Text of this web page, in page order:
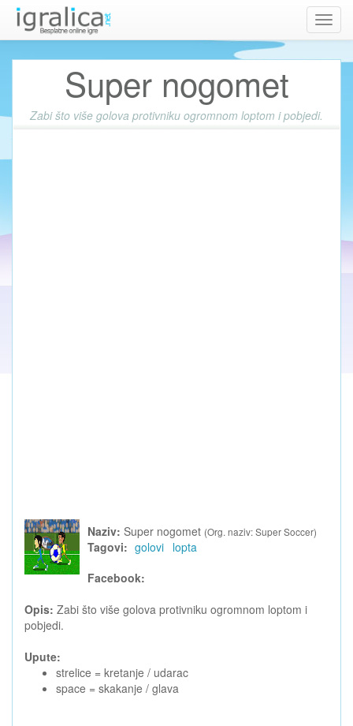
Super nogomet
Zabi što više golova protivniku ogromnom loptom i pobjedi.
Naziv: Super nogomet (Org. naziv: Super Soccer)
Tagovi: golovi lopta
Facebook:
Opis: Zabi što više golova protivniku ogromnom loptom i
pobjedi.
Upute:
strelice = kretanje / udarac
space = skakanje / glava